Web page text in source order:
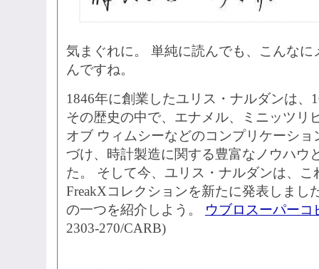
気まぐれに。 単純に読んでも、こんな
んですね。
1846年に創業したユリス・ナルダンは、
その歴史の中で、エナメル、ミニッツリ
オブ ウィムシーなどのコンプリケーシ
づけ、時計製造に関する豊富なノウハウ
た。 そして今、ユリス・ナルダンは、こ
FreakXコレクションを新たに発表しまし
の一つを紹介しよう。 ウブロスーパーコ
2303-270/CARB)